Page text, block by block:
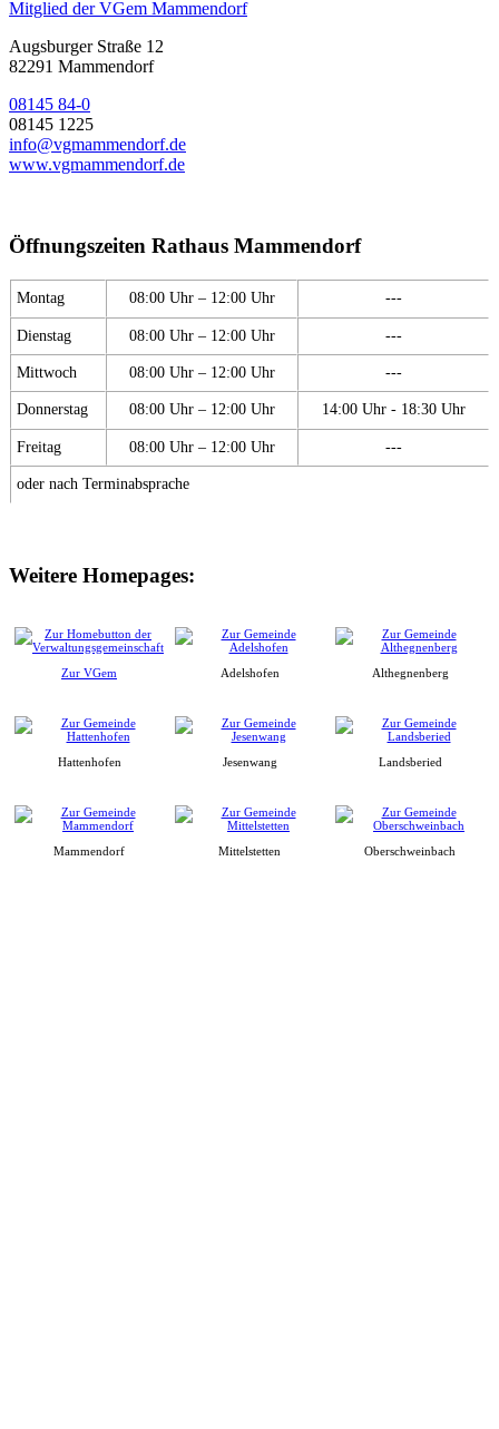
Mitglied der VGem Mammendorf
Augsburger Straße 12
82291 Mammendorf
08145 84-0
08145 1225
info@vgmammendorf.de
www.vgmammendorf.de
Öffnungszeiten Rathaus Mammendorf
Montag 08:00 Uhr – 12:00 Uhr ---
Dienstag 08:00 Uhr – 12:00 Uhr ---
Mittwoch 08:00 Uhr – 12:00 Uhr ---
Donnerstag 08:00 Uhr – 12:00 Uhr 14:00 Uhr - 18:30 Uhr
Freitag 08:00 Uhr – 12:00 Uhr ---
oder nach Terminabsprache
Weitere Homepages:
Zur VGem Adelshofen Althegnenberg
Hattenhofen Jesenwang Landsberied
Mammendorf Mittelstetten Oberschweinbach